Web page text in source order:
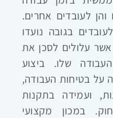
לעובדים אחרים.
בגובה נועדו
אשר עלולים לסכן את
שלו. ביצוע
על בטיחות העבודה,
ועמידה בתקנות
במכון מקצועי